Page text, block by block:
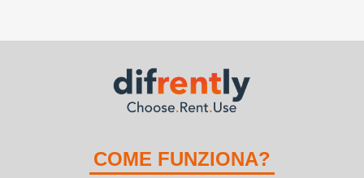
COME FUNZIONA?